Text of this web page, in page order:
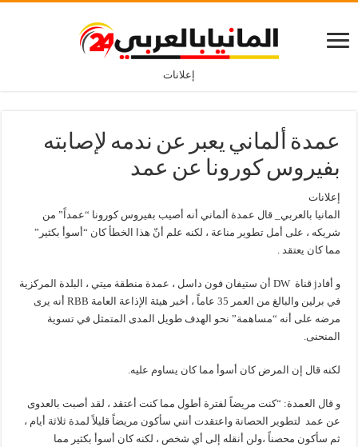
إعلانات
عمدة ألماني يعبر عن ندمه لإصابته
بفيروس كورونا عن عمد
إعلانات
المانيا بالعربي_ قال عمدة ألماني أنه أصيب بفيروس كورونا “عمداً” من
شريكه ، على أمل تطوير مناعة ، لكنه علم أنّ هذا الخطأ كان “أسوأ بكثير”
مما كان يعتقد .
و أفادj قناة DW أن ستيفان فون داسل ، عمدة منطقة ميتي ، البلدة المركزية
في برلين والبالغ من العمر 35 عاماً ، أخبر هيئة الإذاعة العامة RBB أنه يرى
مرضه على أنه “مساهمة” نحو الهدف طويل المدى المتمثل في تسوية
المنحنى.
لكنه قال إن المرض كان أسوأ مما كان يساوم عليه.
و قال العمدة: “كنت مريضاً لفترة أطول مما كنت أعتقد ، لقد أصبت بالعدوى
عن عمد لتطوير الحصانة واعتقدت أنني سأكون مريضاً قليلاً لمدة ثلاثة أيام ،
ثم سأكون محصناً ،ولن أنقله إلى أي شخص ، لكنه كان أسوأ بكثير مما